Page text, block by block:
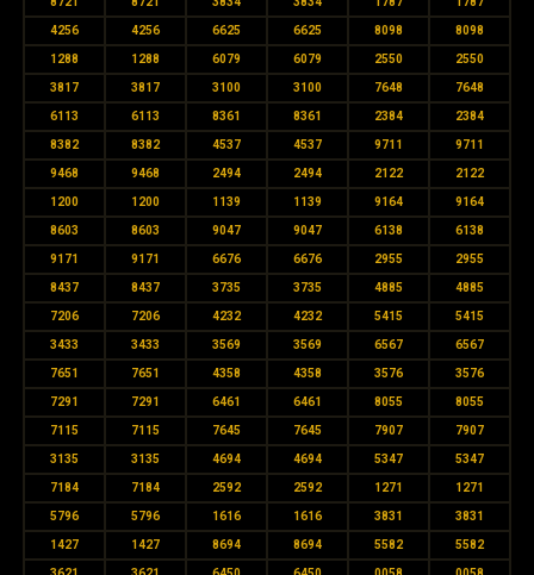
4256 4256 6625 6625 8098 8098
1288 1288 6079 6079 2550 2550
3817 3817 3100 3100 7648 7648
6113 6113 8361 8361 2384 2384
8382 8382 4537 4537 9711 9711
9468 9468 2494 2494 2122 2122
1200 1200 1139 1139 9164 9164
8603 8603 9047 9047 6138 6138
9171 9171 6676 6676 2955 2955
8437 8437 3735 3735 4885 4885
7206 7206 4232 4232 5415 5415
3433 3433 3569 3569 6567 6567
7651 7651 4358 4358 3576 3576
7291 7291 6461 6461 8055 8055
7115 7115 7645 7645 7907 7907
3135 3135 4694 4694 5347 5347
7184 7184 2592 2592 1271 1271
5796 5796 1616 1616 3831 3831
1427 1427 8694 8694 5582 5582